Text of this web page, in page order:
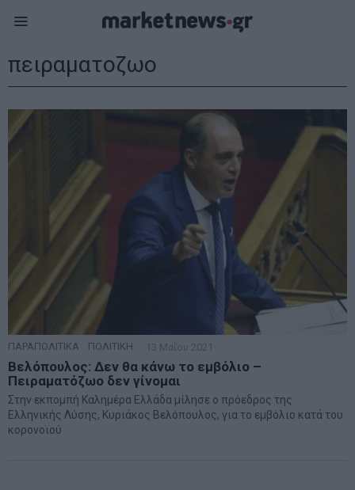
πειραματοζωο
ΠΑΡΑΠΟΛΙΤΙΚΑ ΠΟΛΙΤΙΚΗ 13 Μαΐου 2021
Βελόπουλος: Δεν θα κάνω το εμβόλιο –
Πειραματόζωο δεν γίνομαι
Στην εκπομπή Καλημέρα Ελλάδα μίλησε ο πρόεδρος της
Ελληνικής Λύσης, Κυριάκος Βελόπουλος, για το εμβόλιο κατά του
κορονοϊού